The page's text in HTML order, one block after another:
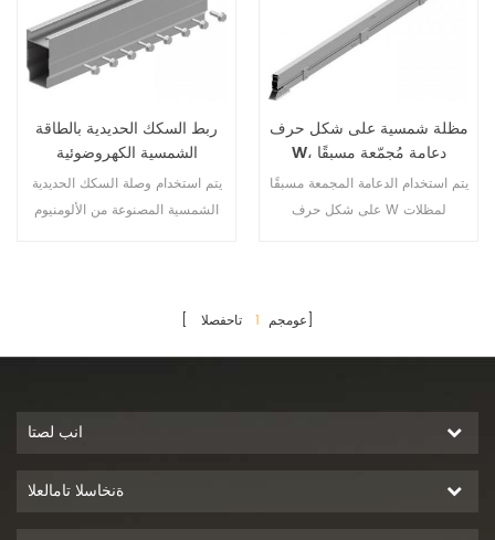
ربط السكك الحديدية بالطاقة
الشمسية الكهروضوئية
يتم استخدام وصلة السكك الحديدية
الشمسية المصنوعة من الألومنيوم
مظلة شمسية على شكل حرف
W، دعامة مُجمّعة مسبقًا
يتم استخدام الدعامة المجمعة مسبقًا
على شكل حرف W لمظلات
[ عومجم 1 تاحفصلا]
انب لصتا
ةنخاسلا تامالعلا